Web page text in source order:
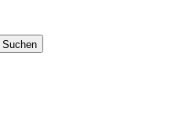
Suchen